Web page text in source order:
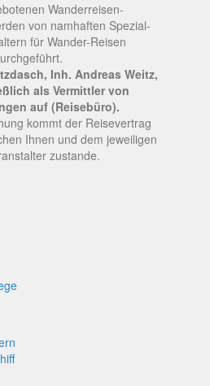
Wanderreisen-
von namhaften Spezial-
für Wander-Reisen
Inh. Andreas Weitz,
als Vermittler von
auf (Reisebüro).
kommt der Reisevertrag
Ihnen und dem jeweiligen
zustande.